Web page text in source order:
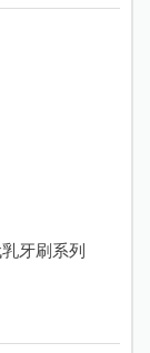
牙刷系列